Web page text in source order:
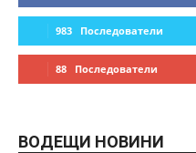
983 Последователи
88 Последователи
ВОДЕЩИ НОВИНИ